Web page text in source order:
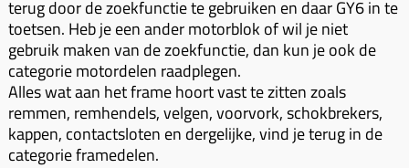
terug door de zoekfunctie te gebruiken en daar GY6 in te
toetsen. Heb je een ander motorblok of wil je niet
gebruik maken van de zoekfunctie, dan kun je ook de
categorie motordelen raadplegen.
Alles wat aan het frame hoort vast te zitten zoals
remmen, remhendels, velgen, voorvork, schokbrekers,
kappen, contactsloten en dergelijke, vind je terug in de
categorie framedelen.